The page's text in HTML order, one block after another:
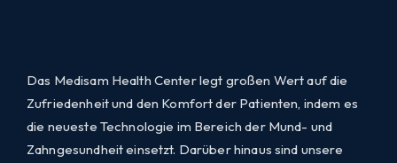
Das Medisam Health Center legt großen Wert auf die
Zufriedenheit und den Komfort der Patienten, indem es
die neueste Technologie im Bereich der Mund- und
Zahngesundheit einsetzt. Darüber hinaus sind unsere